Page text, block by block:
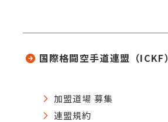
国際格闘空手道連盟（ICKF）
加盟道場 募集
連盟規約